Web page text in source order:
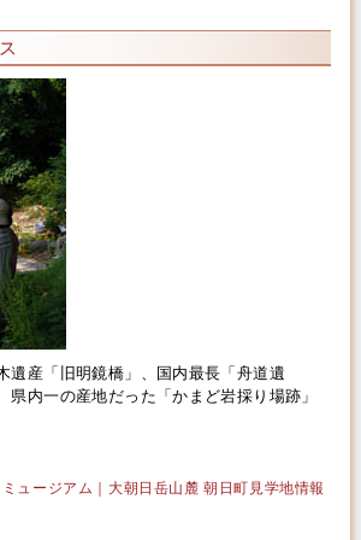
産「旧明鏡橋」、国内最長「舟道遺
内一の産地だった「かまど岩採り場跡」
ージアム｜大朝日岳山麓 朝日町見学地情報